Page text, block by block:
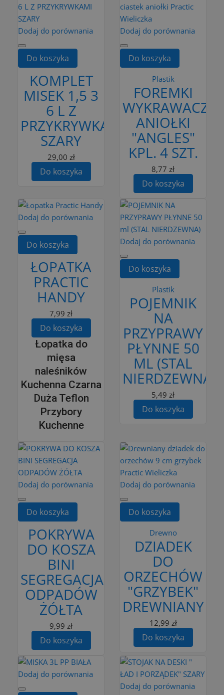
Dodaj do porównania
Do koszyka
KOMPLET
MISEK 1,5 3
6 L Z
PRZYKRYWKAMI
SZARY
29,00 zł
Do koszyka
Dodaj do porównania
Do koszyka
Plastik
FOREMKI
WYKRAWACZE
ANIOŁKI
"ANGLES"
KPL. 4 SZT.
8,77 zł
Do koszyka
Dodaj do porównania
Do koszyka
ŁOPATKA
PRACTIC
HANDY
7,99 zł
Do koszyka
Łopatka do
mięsa
naleśników
Kuchenna Czarna
Duża Teflon
Przybory
Kuchenne
Dodaj do porównania
Do koszyka
Plastik
POJEMNIK
NA
PRZYPRAWY
PŁYNNE 50
ML (STAL
NIERDZEWNA)
5,49 zł
Do koszyka
Dodaj do porównania
Do koszyka
POKRYWA
DO KOSZA
BINI
SEGREGACJA
ODPADÓW
ŻÓŁTA
9,99 zł
Do koszyka
Dodaj do porównania
Do koszyka
Drewno
DZIADEK
DO
ORZECHÓW
"GRZYBEK"
DREWNIANY
12,99 zł
Do koszyka
Dodaj do porównania
Dodaj do porównania